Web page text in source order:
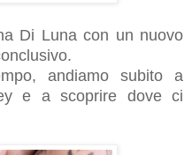
Di Luna con un nuovo
andiamo subito a
e a scoprire dove ci